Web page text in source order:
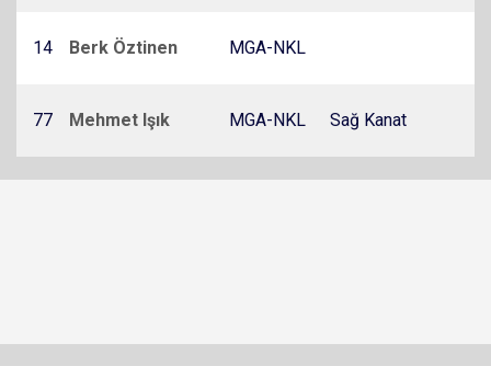
14 Berk Öztinen MGA-NKL
77 Mehmet Işık MGA-NKL Sağ Kanat